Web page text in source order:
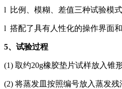
l 比例、模糊、差值三种试验模
l 搭配了具有人性化的操作界面
5、试验过程
(1) 取约20g橡胶垫片试样放入锥
(2) 将蒸发皿按照编号放入蒸发